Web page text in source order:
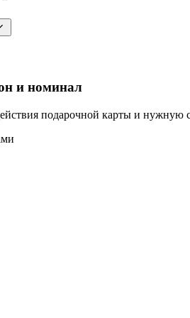
и номинал
подарочной карты и нужную